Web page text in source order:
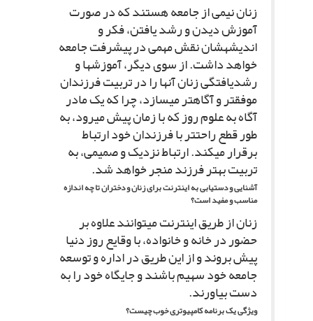
زنان نیمى از جامعه هستند که در صورت
آموزش دیدن و رشد یافتن، فکر و
اندیشه‏شان نقش مهمى در پیشرفت جامعه
خواهد داشت. از سوى دیگر، آموزش‏ها و
رشدیافتگى زنان آنها را در تربیت فرزندان
موفق‏تر و آگاه‏تر مى‏سازد، چرا که یک مادر
آگاه به علوم روز که با زمان پیش مى‏رود، به
طور قطع راحت‏تر با فرزندان خود ارتباط
برقرار مى‏کند. ارتباط نزدیک و صمیمى، به
تربیت بهتر فرزند منجر خواهد شد.
آشنایى و دستیابى به اینترنت براى زنان و دختران تا چه اندازه
مناسب و مفید است؟
زنان از طریق اینترنت مى‏توانند علاوه بر
حضور در خانه و خانواده، با وقایع روز دنیا
پیش بروند و از این طریق در اداره و توسعه
جامعه خود سهیم باشند و جایگاه خود را به
دست بیاورند.
ویژگى یک برنامه کامپیوترى خوب چیست؟